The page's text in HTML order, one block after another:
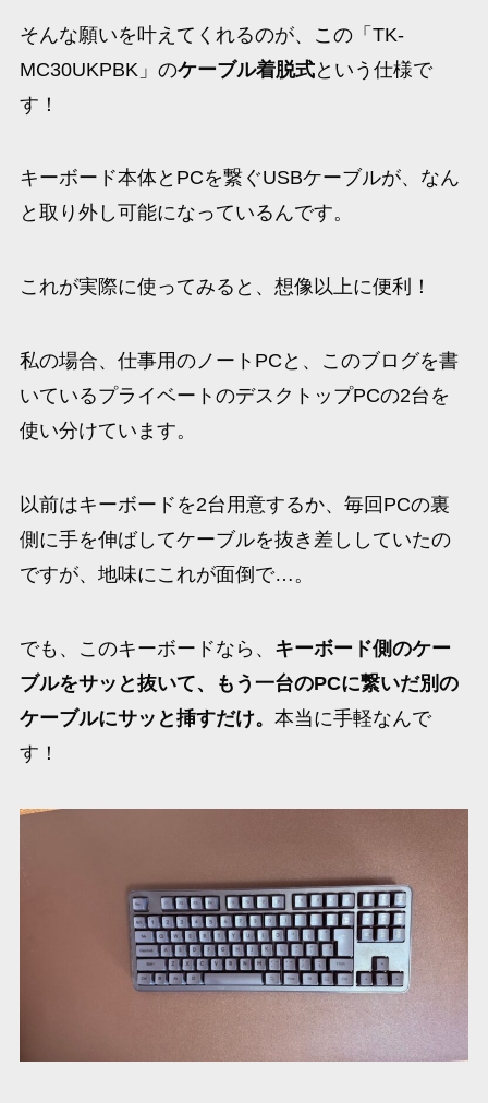
そんな願いを叶えてくれるのが、この「TK-
MC30UKPBK」のケーブル着脱式という仕様で
す！
キーボード本体とPCを繋ぐUSBケーブルが、なん
と取り外し可能になっているんです。
これが実際に使ってみると、想像以上に便利！
私の場合、仕事用のノートPCと、このブログを書
いているプライベートのデスクトップPCの2台を
使い分けています。
以前はキーボードを2台用意するか、毎回PCの裏
側に手を伸ばしてケーブルを抜き差ししていたの
ですが、地味にこれが面倒で…。
でも、このキーボードなら、 キーボード側のケー
ブルをサッと抜いて、もう一台のPCに繋いだ別の
ケーブルにサッと挿すだけ。 本当に手軽なんで
す！